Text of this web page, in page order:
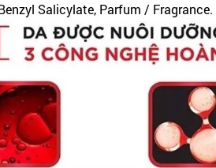
Salicylate, Parfum / Fragrance.